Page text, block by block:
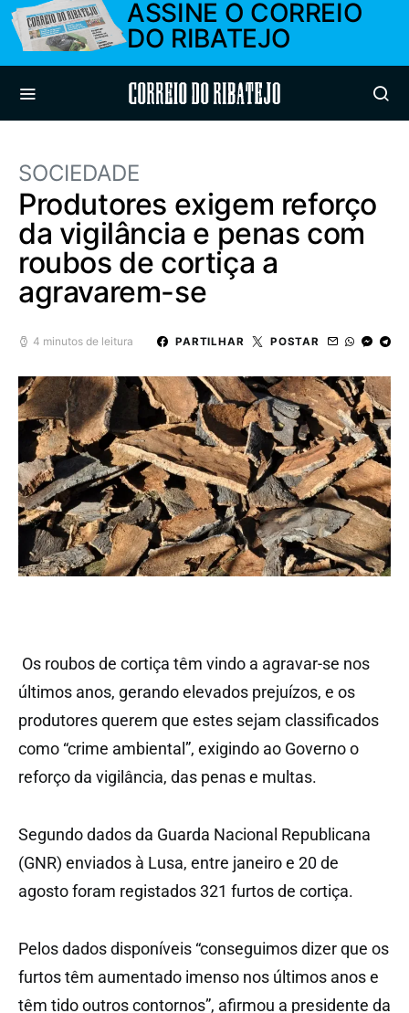
ASSINE O CORREIO
DO RIBATEJO
Correio do Ribatejo
SOCIEDADE
Produtores exigem reforço
da vigilância e penas com
roubos de cortiça a
agravarem-se
4 minutos de leitura PARTILHAR POSTAR
Os roubos de cortiça têm vindo a agravar-se nos
últimos anos, gerando elevados prejuízos, e os
produtores querem que estes sejam classificados
como “crime ambiental”, exigindo ao Governo o
reforço da vigilância, das penas e multas.
Segundo dados da Guarda Nacional Republicana
(GNR) enviados à Lusa, entre janeiro e 20 de
agosto foram registados 321 furtos de cortiça.
Pelos dados disponíveis “conseguimos dizer que os
furtos têm aumentado imenso nos últimos anos e
têm tido outros contornos”, afirmou a presidente da